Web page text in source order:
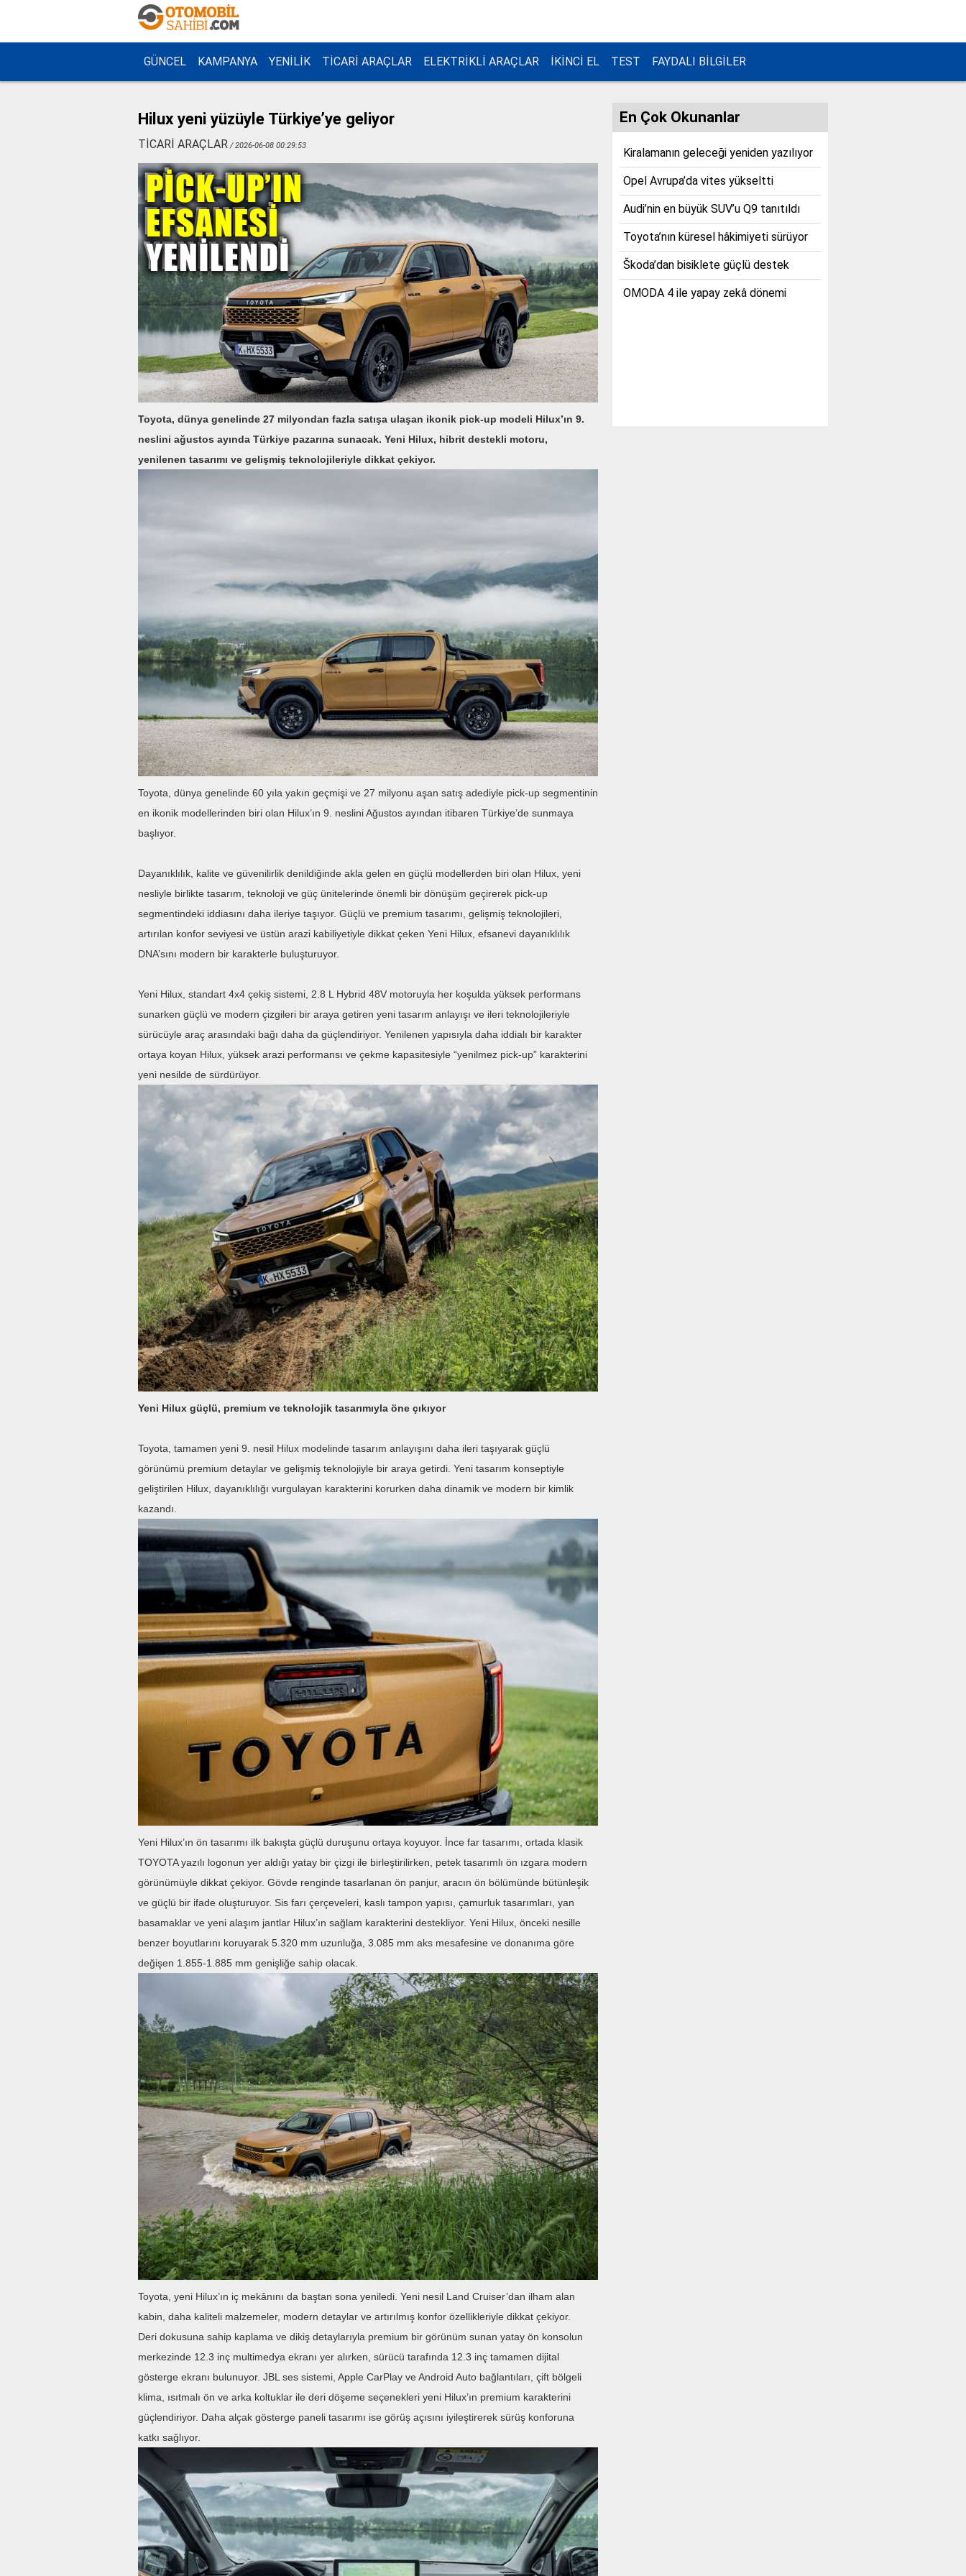
GÜNCEL KAMPANYA YENİLİK TİCARİ ARAÇLAR ELEKTRİKLİ ARAÇLAR İKİNCİ EL TEST FAYDALI BİLGİLER
Hilux yeni yüzüyle Türkiye’ye geliyor
TİCARİ ARAÇLAR / 2026-06-08 00:29:53
Toyota, dünya genelinde 27 milyondan fazla satışa ulaşan ikonik pick-up modeli Hilux’ın 9.
neslini ağustos ayında Türkiye pazarına sunacak. Yeni Hilux, hibrit destekli motoru,
yenilenen tasarımı ve gelişmiş teknolojileriyle dikkat çekiyor.
Toyota, dünya genelinde 60 yıla yakın geçmişi ve 27 milyonu aşan satış adediyle pick-up segmentinin
en ikonik modellerinden biri olan Hilux’ın 9. neslini Ağustos ayından itibaren Türkiye’de sunmaya
başlıyor.
Dayanıklılık, kalite ve güvenilirlik denildiğinde akla gelen en güçlü modellerden biri olan Hilux, yeni
nesliyle birlikte tasarım, teknoloji ve güç ünitelerinde önemli bir dönüşüm geçirerek pick-up
segmentindeki iddiasını daha ileriye taşıyor. Güçlü ve premium tasarımı, gelişmiş teknolojileri,
artırılan konfor seviyesi ve üstün arazi kabiliyetiyle dikkat çeken Yeni Hilux, efsanevi dayanıklılık
DNA’sını modern bir karakterle buluşturuyor.
Yeni Hilux, standart 4x4 çekiş sistemi, 2.8 L Hybrid 48V motoruyla her koşulda yüksek performans
sunarken güçlü ve modern çizgileri bir araya getiren yeni tasarım anlayışı ve ileri teknolojileriyle
sürücüyle araç arasındaki bağı daha da güçlendiriyor. Yenilenen yapısıyla daha iddialı bir karakter
ortaya koyan Hilux, yüksek arazi performansı ve çekme kapasitesiyle “yenilmez pick-up” karakterini
yeni nesilde de sürdürüyor.
Yeni Hilux güçlü, premium ve teknolojik tasarımıyla öne çıkıyor
Toyota, tamamen yeni 9. nesil Hilux modelinde tasarım anlayışını daha ileri taşıyarak güçlü
görünümü premium detaylar ve gelişmiş teknolojiyle bir araya getirdi. Yeni tasarım konseptiyle
geliştirilen Hilux, dayanıklılığı vurgulayan karakterini korurken daha dinamik ve modern bir kimlik
kazandı.
Yeni Hilux’ın ön tasarımı ilk bakışta güçlü duruşunu ortaya koyuyor. İnce far tasarımı, ortada klasik
TOYOTA yazılı logonun yer aldığı yatay bir çizgi ile birleştirilirken, petek tasarımlı ön ızgara modern
görünümüyle dikkat çekiyor. Gövde renginde tasarlanan ön panjur, aracın ön bölümünde bütünleşik
ve güçlü bir ifade oluşturuyor. Sis farı çerçeveleri, kaslı tampon yapısı, çamurluk tasarımları, yan
basamaklar ve yeni alaşım jantlar Hilux’ın sağlam karakterini destekliyor. Yeni Hilux, önceki nesille
benzer boyutlarını koruyarak 5.320 mm uzunluğa, 3.085 mm aks mesafesine ve donanıma göre
değişen 1.855-1.885 mm genişliğe sahip olacak.
Toyota, yeni Hilux’ın iç mekânını da baştan sona yeniledi. Yeni nesil Land Cruiser’dan ilham alan
kabin, daha kaliteli malzemeler, modern detaylar ve artırılmış konfor özellikleriyle dikkat çekiyor.
Deri dokusuna sahip kaplama ve dikiş detaylarıyla premium bir görünüm sunan yatay ön konsolun
merkezinde 12.3 inç multimedya ekranı yer alırken, sürücü tarafında 12.3 inç tamamen dijital
gösterge ekranı bulunuyor. JBL ses sistemi, Apple CarPlay ve Android Auto bağlantıları, çift bölgeli
klima, ısıtmalı ön ve arka koltuklar ile deri döşeme seçenekleri yeni Hilux’ın premium karakterini
güçlendiriyor. Daha alçak gösterge paneli tasarımı ise görüş açısını iyileştirerek sürüş konforuna
katkı sağlıyor.
En Çok Okunanlar
Kiralamanın geleceği yeniden yazılıyor
Opel Avrupa’da vites yükseltti
Audi’nin en büyük SUV’u Q9 tanıtıldı
Toyota’nın küresel hâkimiyeti sürüyor
Škoda’dan bisiklete güçlü destek
OMODA 4 ile yapay zekâ dönemi